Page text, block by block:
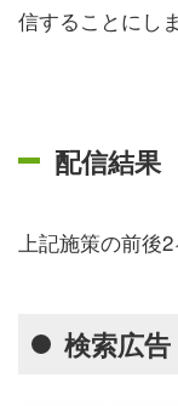
信することにし
配信結果
上記施策の前後
検索広告